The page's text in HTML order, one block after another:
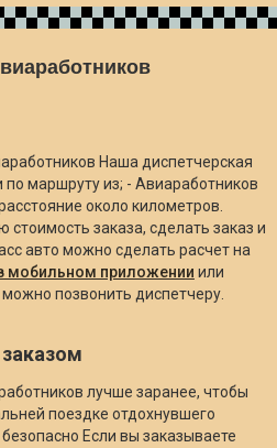
Наша диспетчерская
по маршруту из; - Авиаработников
около километров.
стоимость заказа, сделать заказ и
авто можно сделать расчет на
мобильном приложении или
позвонить диспетчеру.
лучше заранее, чтобы
поездке отдохнувшего
Если вы заказываете